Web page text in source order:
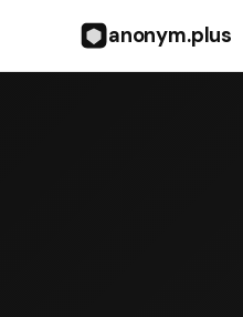
anonym.plus